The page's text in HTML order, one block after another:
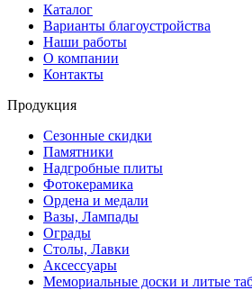
Каталог
Варианты благоустройства
Наши работы
О компании
Контакты
Продукция
Сезонные скидки
Памятники
Надгробные плиты
Фотокерамика
Ордена и медали
Вазы, Лампады
Ограды
Столы, Лавки
Аксессуары
Мемориальные доски и литые